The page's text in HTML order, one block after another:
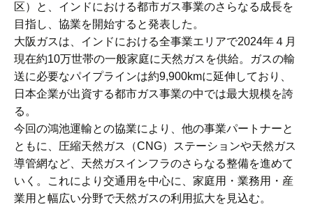
区）と、インドにおける都市ガス事業のさらなる成長を
目指し、協業を開始すると発表した。
大阪ガスは、インドにおける全事業エリアで2024年４月
現在約10万世帯の一般家庭に天然ガスを供給。ガスの輸
送に必要なパイプラインは約9,900kmに延伸しており、
日本企業が出資する都市ガス事業の中では最大規模を誇
る。
今回の鴻池運輸との協業により、他の事業パートナーと
ともに、圧縮天然ガス（CNG）ステーションや天然ガス
導管網など、天然ガスインフラのさらなる整備を進めて
いく。これにより交通用を中心に、家庭用・業務用・産
業用と幅広い分野で天然ガスの利用拡大を見込む。